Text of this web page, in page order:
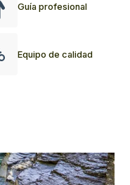
Guía profesional
Equipo de calidad